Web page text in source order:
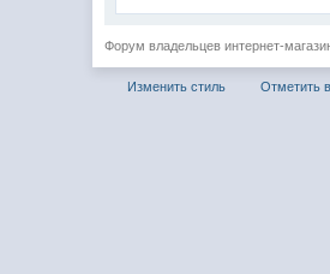
Форум владельцев интернет-
Изменить стиль Отметить